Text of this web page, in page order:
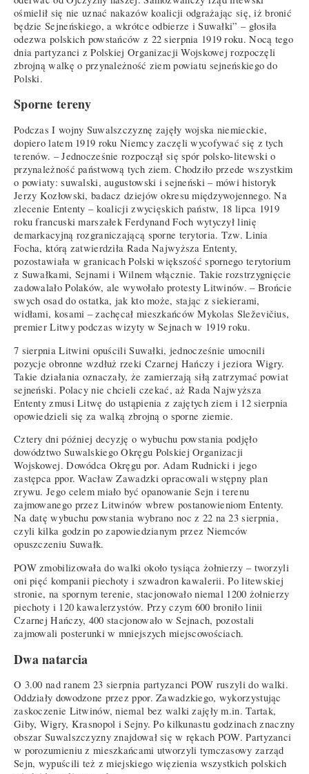
ośmielił się nie uznać nakazów koalicji odgrażając się, iż bronić
będzie Sejneńskiego, a wkrótce odbierze i Suwałki” – głosiła
odezwa polskich powstańców z 22 sierpnia 1919 roku. Nocą tego
dnia partyzanci z Polskiej Organizacji Wojskowej rozpoczęli
zbrojną walkę o przynależność ziem powiatu sejneńskiego do
Polski.
Sporne tereny
Podczas I wojny Suwalszczyznę zajęły wojska niemieckie,
dopiero latem 1919 roku Niemcy zaczęli wycofywać się z tych
terenów. – Jednocześnie rozpoczął się spór polsko-litewski o
przynależność państwową tych ziem. Chodziło przede wszystkim
o powiaty: suwalski, augustowski i sejneński – mówi historyk
Jerzy Kozłowski, badacz dziejów okresu międzywojennego. Na
zlecenie Ententy – koalicji zwycięskich państw, 18 lipca 1919
roku francuski marszałek Ferdynand Foch wytyczył linię
demarkacyjną rozgraniczającą sporne terytoria. Tzw. Linia
Focha, którą zatwierdziła Rada Najwyższa Ententy,
pozostawiała w granicach Polski większość spornego terytorium
z Suwałkami, Sejnami i Wilnem włącznie. Takie rozstrzygnięcie
zadowalało Polaków, ale wywołało protesty Litwinów. – Brońcie
swych osad do ostatka, jak kto może, stając z siekierami,
widłami, kosami – zachęcał mieszkańców Mykolas Sleževičius,
premier Litwy podczas wizyty w Sejnach w 1919 roku.
7 sierpnia Litwini opuścili Suwałki, jednocześnie umocnili
pozycje obronne wzdłuż rzeki Czarnej Hańczy i jeziora Wigry.
Takie działania oznaczały, że zamierzają siłą zatrzymać powiat
sejneński. Polacy nie chcieli czekać, aż Rada Najwyższa
Ententy zmusi Litwę do ustąpienia z zajętych ziem i 12 sierpnia
opowiedzieli się za walką zbrojną o sporne ziemie.
Cztery dni później decyzję o wybuchu powstania podjęło
dowództwo Suwalskiego Okręgu Polskiej Organizacji
Wojskowej. Dowódca Okręgu por. Adam Rudnicki i jego
zastępca ppor. Wacław Zawadzki opracowali wstępny plan
zrywu. Jego celem miało być opanowanie Sejn i terenu
zajmowanego przez Litwinów wbrew postanowieniom Ententy.
Na datę wybuchu powstania wybrano noc z 22 na 23 sierpnia,
czyli kilka godzin po zapowiedzianym przez Niemców
opuszczeniu Suwałk.
POW zmobilizowała do walki około tysiąca żołnierzy – tworzyli
oni pięć kompanii piechoty i szwadron kawalerii. Po litewskiej
stronie, na spornym terenie, stacjonowało niemal 1200 żołnierzy
piechoty i 120 kawalerzystów. Przy czym 600 broniło linii
Czarnej Hańczy, 400 stacjonowało w Sejnach, pozostali
zajmowali posterunki w mniejszych miejscowościach.
Dwa natarcia
O 3.00 nad ranem 23 sierpnia partyzanci POW ruszyli do walki.
Oddziały dowodzone przez ppor. Zawadzkiego, wykorzystując
zaskoczenie Litwinów, niemal bez walki zajęły m.in. Tartak,
Giby, Wigry, Krasnopol i Sejny. Po kilkunastu godzinach znaczny
obszar Suwalszczyzny znajdował się w rękach POW. Partyzanci
w porozumieniu z mieszkańcami utworzyli tymczasowy zarząd
Sejn, wypuścili też z miejskiego więzienia wszystkich polskich